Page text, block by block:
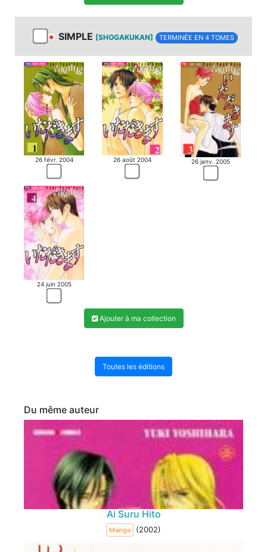
SIMPLE [SHOGAKUKAN] TERMINÉE EN 4 TOMES
26 févr. 2004 26 août 2004 26 janv. 2005
24 juin 2005
Ajouter à ma collection
Toutes les éditions
Du même auteur
Ai Suru Hito
Manga (2002)